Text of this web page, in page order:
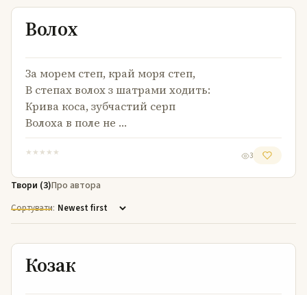
Волох
Волох
За морем степ, край моря степ,
В степах волох з шатрами ходить:
Крива коса, зубчастий серп
Волоха в поле не …
★ ★ ★ ★ ★ 3
Твори (3)Про автора
Сортувати:
Козак
Козак